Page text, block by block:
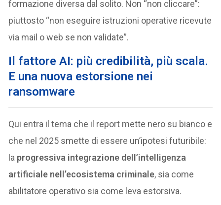
formazione diversa dal solito. Non “non cliccare”:
piuttosto “non eseguire istruzioni operative ricevute
via mail o web se non validate”.
Il fattore AI: più credibilità, più scala.
E una nuova estorsione nei
ransomware
Qui entra il tema che il report mette nero su bianco e
che nel 2025 smette di essere un’ipotesi futuribile:
la progressiva integrazione dell’intelligenza
artificiale nell’ecosistema criminale, sia come
abilitatore operativo sia come leva estorsiva.